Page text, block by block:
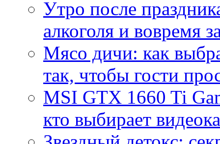
Утро после
алкоголя и вовремя
Мясо дичи: как
так, чтобы гости
MSI GTX 1660 Ti
кто выбирает